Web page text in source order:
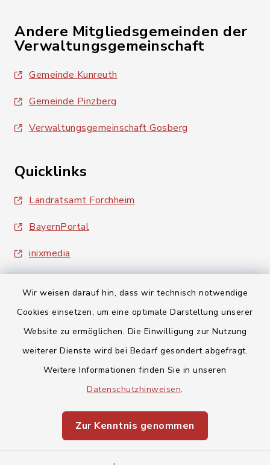
Wir weisen darauf hin, dass wir technisch notwendige
Cookies einsetzen, um eine optimale Darstellung unserer
Website zu ermöglichen. Die Einwilligung zur Nutzung
weiterer Dienste wird bei Bedarf gesondert abgefragt.
Weitere Informationen finden Sie in unseren
Datenschutzhinweisen.
Zur Kenntnis genommen
Andere Mitgliedsgemeinden der
Verwaltungsgemeinschaft
Gemeinde Kunreuth
Gemeinde Pinzberg
Verwaltungsgemeinschaft Gosberg
Quicklinks
Landratsamt Forchheim
BayernPortal
inixmedia
Barrierefreiheit
Impressum